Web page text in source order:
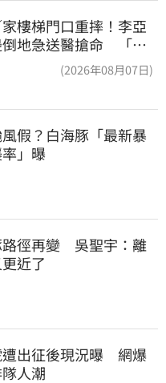
樓梯門口重摔！李亞
倒地急送醫搶命 「最
(2026年08月07日)
假？白海豚「最新暴
」曝
徑再變　吳聖宇：離
近了
出征後現況曝　網爆
人潮